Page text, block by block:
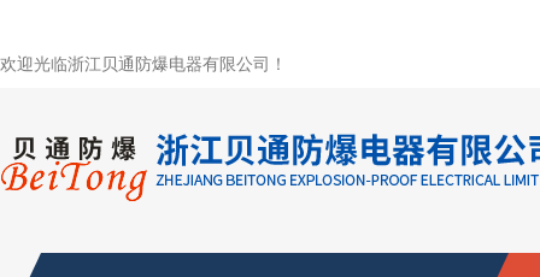
欢迎光临浙江贝通防爆电器有限公司！